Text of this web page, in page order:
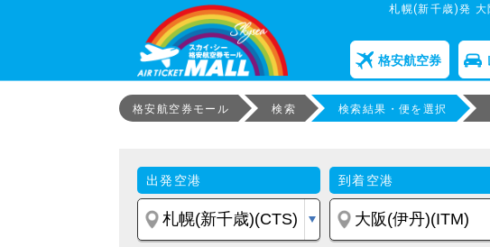
札幌(新千歳)発
格安航空券
格安航空券モール 検索 検索結果・便を選択
出発空港 到着空港